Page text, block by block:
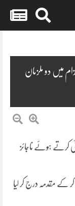
میں دو ملزمان
کرتے ہوئے ناجائز
ایمونیشن برآمد کر کے مقدمہ درج کر لیا